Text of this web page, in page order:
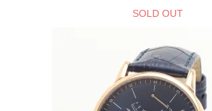
SOLD OUT